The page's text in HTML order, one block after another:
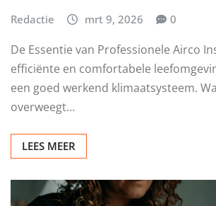
Redactie mrt 9, 2026 0
De Essentie van Professionele Airco
efficiënte en comfortabele
een goed werkend klimaatsysteem.
overweegt…
LEES MEER